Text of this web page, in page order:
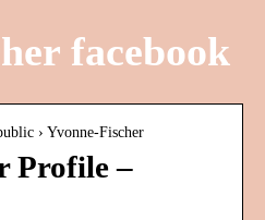
facebook
› Yvonne-Fischer
Profile –